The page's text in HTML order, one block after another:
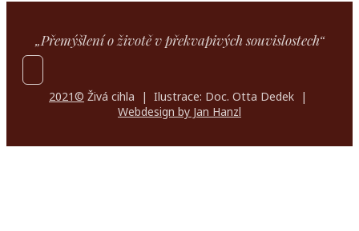
„Přemýšlení o životě v překvapivých souvislostech“
2021© Živá cihla | Ilustrace: Doc. Otta Dedek |
Webdesign by Jan Hanzl